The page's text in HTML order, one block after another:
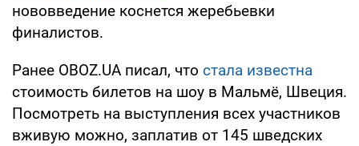
нововведение коснется жеребьевки
финалистов.
Ранее OBOZ.UA писал, что стала известна
стоимость билетов на шоу в Мальмё, Швеция.
Посмотреть на выступления всех участников
вживую можно, заплатив от 145 шведских